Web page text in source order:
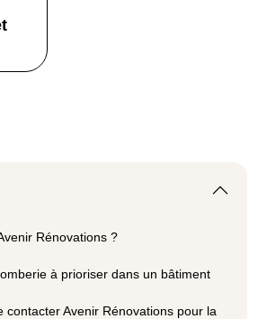
Rénovations ?
à prioriser dans un bâtiment
contacter Avenir Rénovations pour la